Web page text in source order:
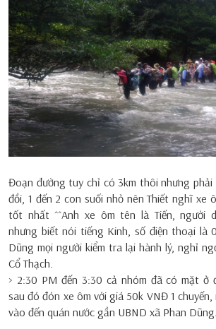
Đoạn đường tuy chỉ có 3km thôi nhưng phải
đồi, 1 đến 2 con suối nhỏ nên Thiết nghĩ xe
tốt nhất ^^Anh xe ôm tên là Tiến, người
nhưng biết nói tiếng Kinh, số điện thoại là
Dũng mọi người kiểm tra lại hành lý, nghỉ
Cổ Thạch.
> 2:30 PM đến 3:30 cả nhóm đã có mặt ở
sau đó đón xe ôm với giá 50k VNĐ 1
vào đến quán nước gần UBND xã Phan Dũng.